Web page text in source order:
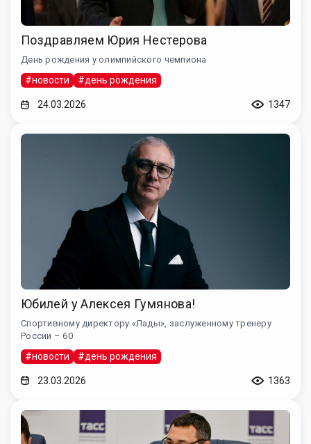
Поздравляем Юрия Нестерова
День рождения у олимпийского чемпиона
#новости #день рождения
24.03.2026 1347
Юбилей у Алексея Гумянова!
Спортивному директору «Лады», заслуженному тренеру
России – 60
#новости #день рождения
23.03.2026 1363